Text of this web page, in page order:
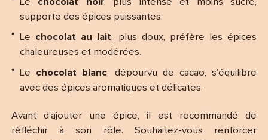
Le chocolat noir, plus intense et moins sucré,
supporte des épices puissantes.
Le chocolat au lait, plus doux, préfère les épices
chaleureuses et modérées.
Le chocolat blanc, dépourvu de cacao, s’équilibre
avec des épices aromatiques et délicates.
Avant d’ajouter une épice, il est recommandé de
réfléchir à son rôle. Souhaitez-vous renforcer